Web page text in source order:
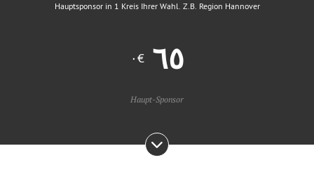
Hauptsponsor in 1 Kreis Ihrer Wahl. Z.B. Region Hannover
€٠
Haupt-Sponsor